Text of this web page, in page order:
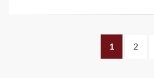
PAGE
1 PAGE
2